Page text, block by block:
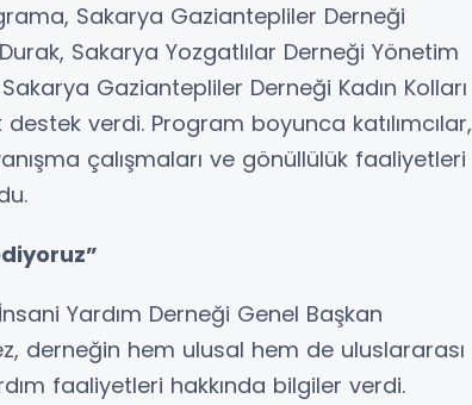
Sakarya Gaziantepliler Derneği
Sakarya Yozgatlılar Derneği Yönetim
Gaziantepliler Derneği Kadın Kolları
destek verdi. Program boyunca katılımcılar,
çalışmaları ve gönüllülük faaliyetleri
Yardım Derneği Genel Başkan
derneğin hem ulusal hem de uluslararası
faaliyetleri hakkında bilgiler verdi.